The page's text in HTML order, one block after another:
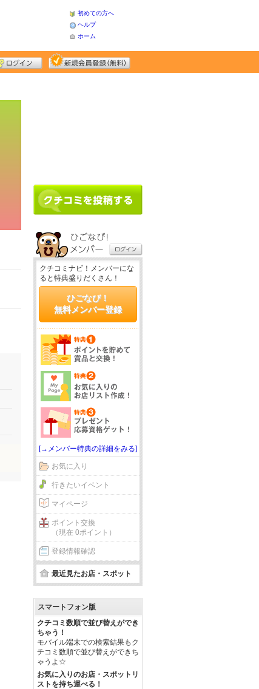
初めての方へ
ヘルプ
ホーム
クチコミナビ！メンバーにな
ると特典盛りだくさん！
ひごなび！
無料メンバー登録
[→メンバー特典の詳細をみる]
お気に入り
行きたいイベント
マイページ
ポイント交換
（現在 0ポイント）
登録情報確認
最近見たお店・スポット
スマートフォン版
クチコミ数順で並び替えができ
ちゃう！
モバイル端末での検索結果もク
チコミ数順で並び替えができち
ゃうよ☆
お気に入りのお店・スポットリ
ストを持ち運べる！